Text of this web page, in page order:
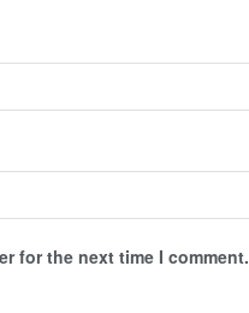
for the next time I comment.